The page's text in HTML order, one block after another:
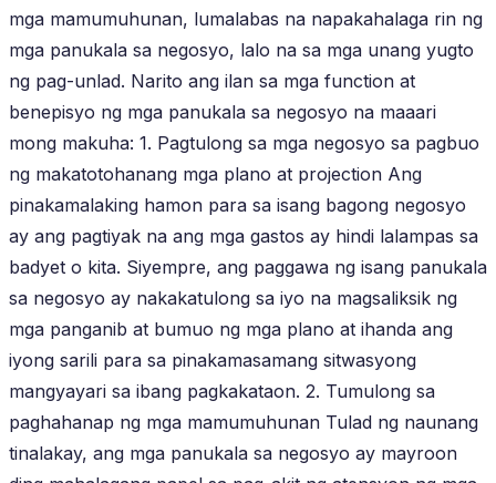
mga mamumuhunan, lumalabas na napakahalaga rin ng
mga panukala sa negosyo, lalo na sa mga unang yugto
ng pag-unlad. Narito ang ilan sa mga function at
benepisyo ng mga panukala sa negosyo na maaari
mong makuha: 1. Pagtulong sa mga negosyo sa pagbuo
ng makatotohanang mga plano at projection Ang
pinakamalaking hamon para sa isang bagong negosyo
ay ang pagtiyak na ang mga gastos ay hindi lalampas sa
badyet o kita. Siyempre, ang paggawa ng isang panukala
sa negosyo ay nakakatulong sa iyo na magsaliksik ng
mga panganib at bumuo ng mga plano at ihanda ang
iyong sarili para sa pinakamasamang sitwasyong
mangyayari sa ibang pagkakataon. 2. Tumulong sa
paghahanap ng mga mamumuhunan Tulad ng naunang
tinalakay, ang mga panukala sa negosyo ay mayroon